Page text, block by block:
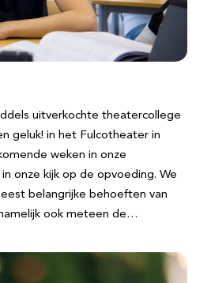
uitverkochte theatercollege
geluk! in het Fulcotheater in
weken in onze
onze kijk op de opvoeding. We
belangrijke behoeften van
ook meteen de…